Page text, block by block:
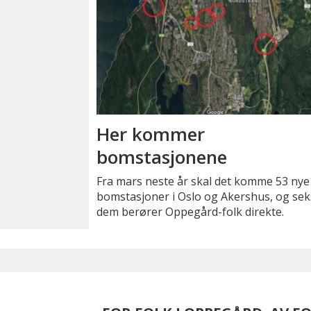
Her kommer
bomstasjonene
Fra mars neste år skal det komme 53 nye
bomstasjoner i Oslo og Akershus, og
dem berører Oppegård-folk direkte.